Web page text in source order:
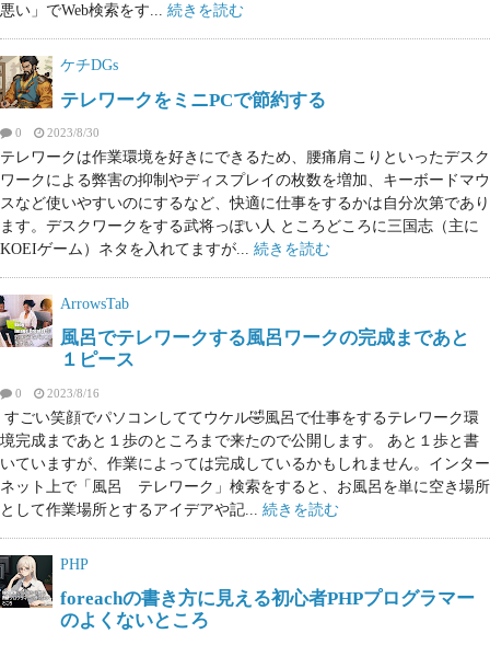
悪い」でWeb検索をす... 続きを読む
ケチDGs
テレワークをミニPCで節約する
0 2023/8/30
テレワークは作業環境を好きにできるため、腰痛肩こりといったデスク
ワークによる弊害の抑制やディスプレイの枚数を増加、キーボードマウ
スなど使いやすいのにするなど、快適に仕事をするかは自分次第であり
ます。デスクワークをする武将っぽい人 ところどころに三国志（主に
KOEIゲーム）ネタを入れてますが... 続きを読む
ArrowsTab
風呂でテレワークする風呂ワークの完成まであと
１ピース
0 2023/8/16
すごい笑顔でパソコンしててウケル🤣風呂で仕事をするテレワーク環
境完成まであと１歩のところまで来たので公開します。 あと１歩と書
いていますが、作業によっては完成しているかもしれません。インター
ネット上で「風呂 テレワーク」検索をすると、お風呂を単に空き場所
として作業場所とするアイデアや記... 続きを読む
PHP
foreachの書き方に見える初心者PHPプログラマー
のよくないところ